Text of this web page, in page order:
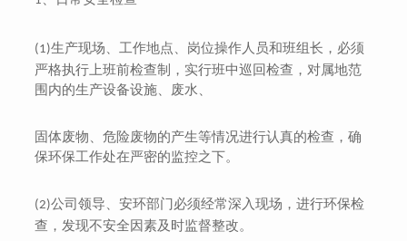
(1)生产现场、工作地点、岗位操作人员和班组长，必须
严格执行 上班前检查制，实行班中巡回检查，对属地范
围内的生产设备设施、废水、
固体废物、危险废物的产生等情况进行认真的检查，确
保环保工作处在严密的监控之下。
(2)公司领导、安环部门必须经常深入现场，进行环保检
查，发现不安全因素及时监督整改。